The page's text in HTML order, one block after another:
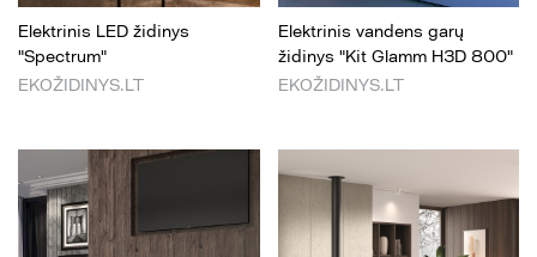
Elektrinis LED židinys
"Spectrum"
EKOŽIDINYS.LT
Elektrinis vandens garų
židinys "Kit Glamm H3D 800"
EKOŽIDINYS.LT